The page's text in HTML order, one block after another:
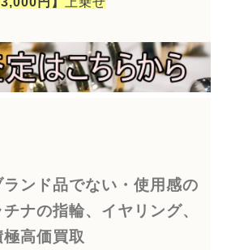
ランド品でない・使用感の
ナの指輪、イヤリング、
高価買取